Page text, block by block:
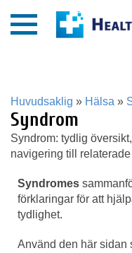
Huvudsaklig » Hälsa »
Syndrom
Syndrom: tydlig
navigering till relaterade
Syndromes
förklaringar för att
tydlighet.
Använd den här sidan